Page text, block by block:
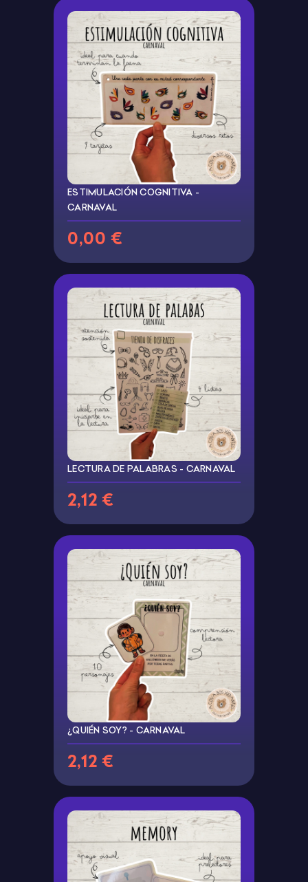
ESTIMULACIÓN COGNITIVA -
CARNAVAL
0,00 €
LECTURA DE PALABRAS - CARNAVAL
2,12 €
¿QUIÉN SOY? - CARNAVAL
2,12 €